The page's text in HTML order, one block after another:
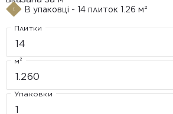
В упаковці - 14 плиток 1.26 м²
Плитки
м²
Упаковки